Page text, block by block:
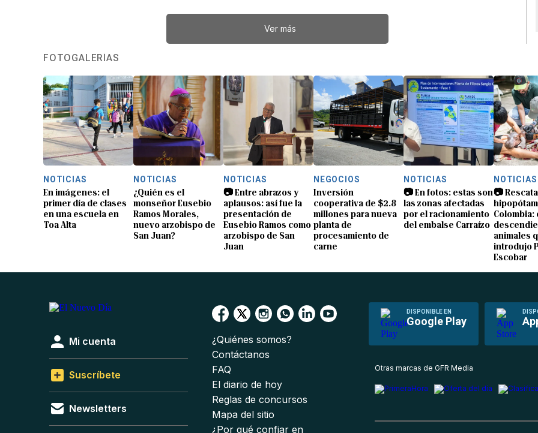
Ver más
FOTOGALERÍAS
NOTICIAS
En imágenes: el
primer día de clases
en una escuela en
Toa Alta
NOTICIAS
¿Quién es el
monseñor Eusebio
Ramos Morales,
nuevo arzobispo de
San Juan?
NOTICIAS
📷 Entre abrazos y
aplausos: así fue la
presentación de
Eusebio Ramos como
arzobispo de San
Juan
NEGOCIOS
Inversión
cooperativa de $2.8
millones para nueva
planta de
procesamiento de
carne
NOTICIAS
📷 En fotos: estas son
las zonas afectadas
por el racionamiento
del embalse Carraízo
NOTICIAS
📷
Colombia:
animales
introdujo
Escobar
DISPONIBLE EN
Google Play
Mi cuenta
Suscríbete
Newsletters
¿Quiénes somos?
Contáctanos
FAQ
El diario de hoy
Reglas de concursos
Mapa del sitio
¿Por qué confiar en
Otras marcas de GFR Media